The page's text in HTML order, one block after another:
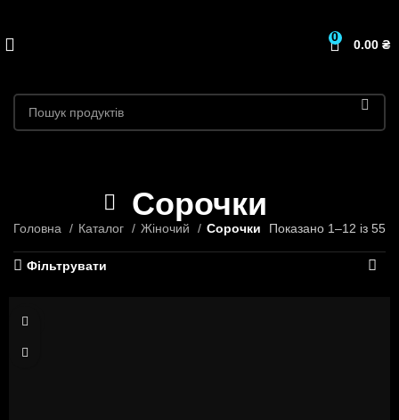
0
0.00 ₴
Сорочки
Головна Каталог Жіночий Сорочки Показано 1–12 із 55
Фільтрувати
42/46